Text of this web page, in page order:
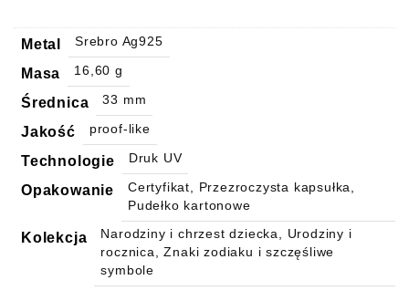
Metal Srebro Ag925
Masa 16,60 g
Średnica 33 mm
Jakość proof-like
Technologie Druk UV
Opakowanie
Certyfikat, Przezroczysta kapsułka,
Pudełko kartonowe
Kolekcja
Narodziny i chrzest dziecka, Urodziny i
rocznica, Znaki zodiaku i szczęśliwe
symbole